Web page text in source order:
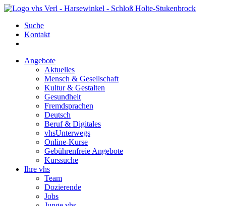
Suche
Kontakt
Angebote
Aktuelles
Mensch & Gesellschaft
Kultur & Gestalten
Gesundheit
Fremdsprachen
Deutsch
Beruf & Digitales
vhsUnterwegs
Online-Kurse
Gebührenfreie Angebote
Kurssuche
Ihre vhs
Team
Dozierende
Jobs